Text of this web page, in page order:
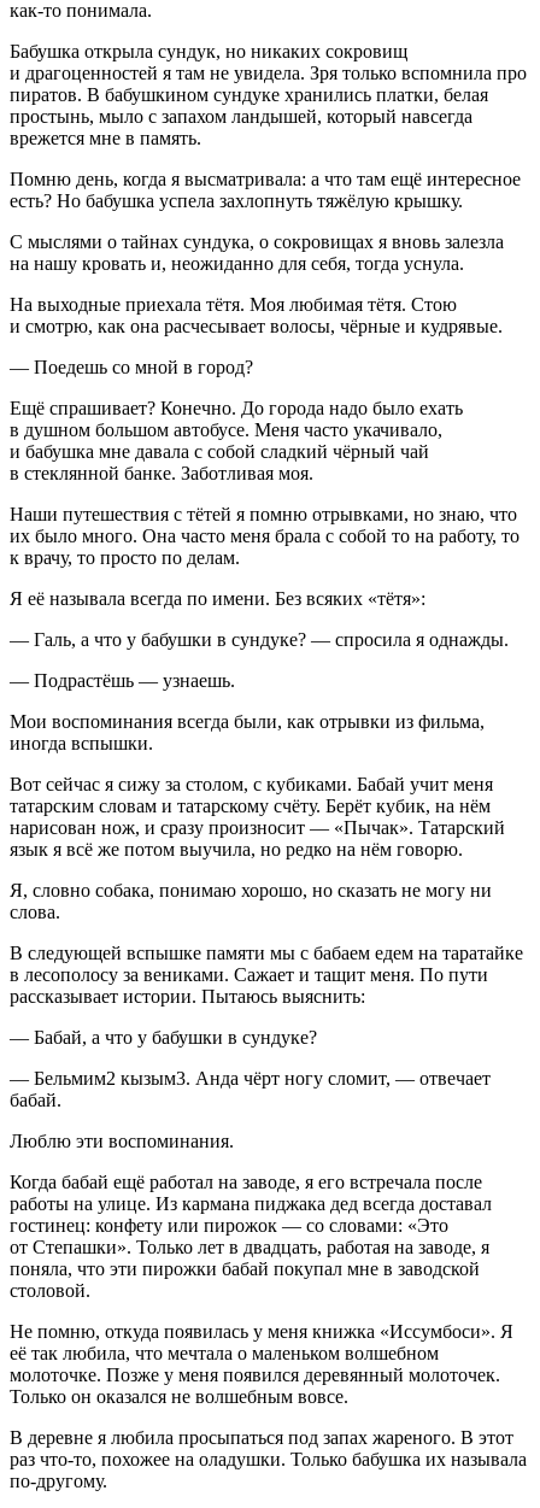
как-то понимала.
Бабушка открыла сундук, но никаких сокровищ
и драгоценностей я там не увидела. Зря только вспомнила про
пиратов. В бабушкином сундуке хранились платки, белая
простынь, мыло с запахом ландышей, который навсегда
врежется мне в память.
Помню день, когда я высматривала: а что там ещё интересное
есть? Но бабушка успела захлопнуть тяжёлую крышку.
С мыслями о тайнах сундука, о сокровищах я вновь залезла
на нашу кровать и, неожиданно для себя, тогда уснула.
На выходные приехала тётя. Моя любимая тётя. Стою
и смотрю, как она расчесывает волосы, чёрные и кудрявые.
— Поедешь со мной в город?
Ещё спрашивает? Конечно. До города надо было ехать
в душном большом автобусе. Меня часто укачивало,
и бабушка мне давала с собой сладкий чёрный чай
в стеклянной банке. Заботливая моя.
Наши путешествия с тётей я помню отрывками, но знаю, что
их было много. Она часто меня брала с собой то на работу, то
к врачу, то просто по делам.
Я её называла всегда по имени. Без всяких «тётя»:
— Галь, а что у бабушки в сундуке? — спросила я однажды.
— Подрастёшь — узнаешь.
Мои воспоминания всегда были, как отрывки из фильма,
иногда вспышки.
Вот сейчас я сижу за столом, с кубиками. Бабай учит меня
татарским словам и татарскому счёту. Берёт кубик, на нём
нарисован нож, и сразу произносит — «Пычак». Татарский
язык я всё же потом выучила, но редко на нём говорю.
Я, словно собака, понимаю хорошо, но сказать не могу ни
слова.
В следующей вспышке памяти мы с бабаем едем на таратайке
в лесополосу за вениками. Сажает и тащит меня. По пути
рассказывает истории. Пытаюсь выяснить:
— Бабай, а что у бабушки в сундуке?
— Бельмим2 кызым3. Анда чёрт ногу сломит, — отвечает
бабай.
Люблю эти воспоминания.
Когда бабай ещё работал на заводе, я его встречала после
работы на улице. Из кармана пиджака дед всегда доставал
гостинец: конфету или пирожок — со словами: «Это
от Степашки». Только лет в двадцать, работая на заводе, я
поняла, что эти пирожки бабай покупал мне в заводской
столовой.
Не помню, откуда появилась у меня книжка «Иссумбоси». Я
её так любила, что мечтала о маленьком волшебном
молоточке. Позже у меня появился деревянный молоточек.
Только он оказался не волшебным вовсе.
В деревне я любила просыпаться под запах жареного. В этот
раз что-то, похожее на оладушки. Только бабушка их называла
по-другому.